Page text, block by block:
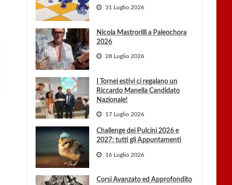
31 Luglio 2026
Nicola Mastrorilli a Paleochora
2026
28 Luglio 2026
I Tornei estivi ci regalano un
Riccardo Manella Candidato
Nazionale!
17 Luglio 2026
Challenge dei Pulcini 2026 e
2027: tutti gli Appuntamenti
16 Luglio 2026
Corsi Avanzato ed Approfondito